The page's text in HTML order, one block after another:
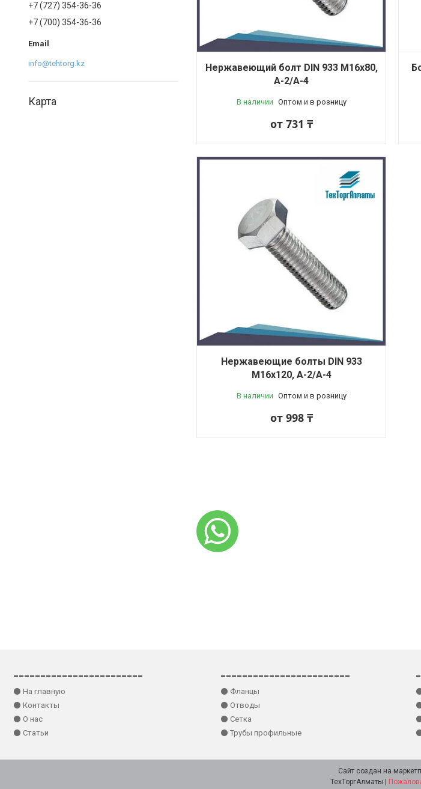
Нержавеющий болт DIN 933 М16x80,
A-2/A-4
В наличии Оптом и в розницу
от 731 ₸
Нержавеющие болты DIN 933
М16x120, A-2/A-4
В наличии Оптом и в розницу
от 998 ₸
+7 (727) 354-36-36
+7 (700) 354-36-36
info@tehtorg.kz
Карта
⚫ На главную
⚫ Контакты
⚫ О нас
⚫ Статьи
⚫ Фланцы
⚫ Отводы
⚫ Сетка
⚫ Трубы профильные
Сайт создан на